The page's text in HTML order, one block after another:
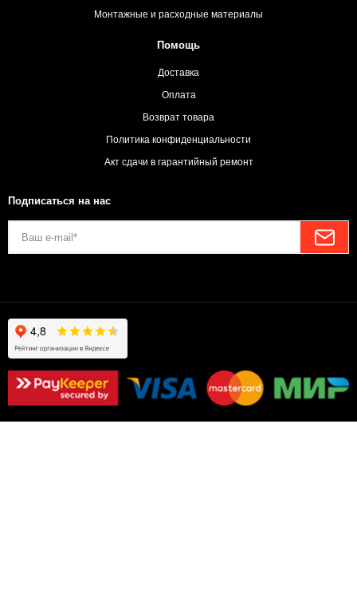
Монтажные и расходные материалы
Помощь
Доставка
Оплата
Возврат товара
Политика конфиденциальности
Акт сдачи в гарантийный ремонт
Подписаться на нас